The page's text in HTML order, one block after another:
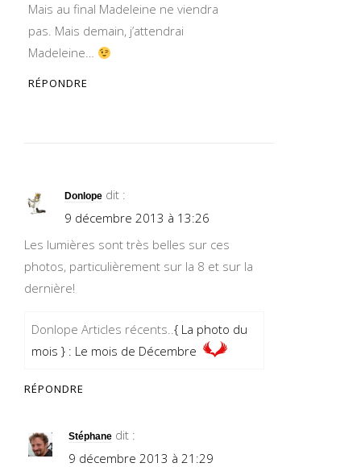
Mais au final Madeleine ne viendra
pas. Mais demain, j’attendrai
Madeleine…
RÉPONDRE
Donlope dit :
9 décembre 2013 à 13:26
Les lumières sont très belles sur ces
photos, particulièrement sur la 8 et sur la
dernière!
Donlope Articles récents..{ La photo du
mois } : Le mois de Décembre
RÉPONDRE
Stéphane dit :
9 décembre 2013 à 21:29